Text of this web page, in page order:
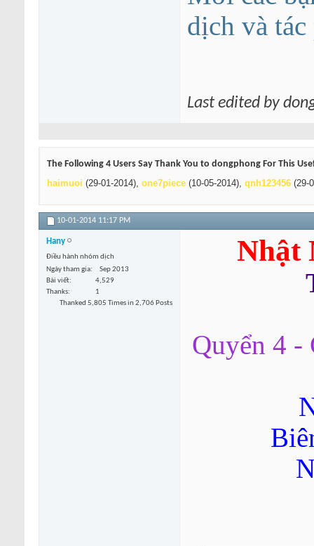
dịch và
Last edited by
The Following 4 Users Say Thank You to dongphong For This
haimuoi (29-01-2014), one7piece (10-05-2014), qnh123456 (29-
10-01-2014 11:17 PM
Hany
Điều hành nhóm dịch
Ngày tham gia
Sep 2013
Bài viết
4,529
Thanks
1
Thanked 5,805 Times in 2,706 Posts
Nhật
Quyển 4 -